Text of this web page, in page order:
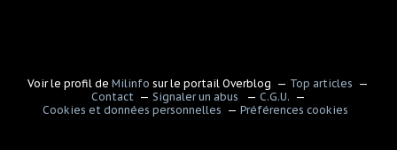
Voir le profil deMilinfo sur le portail Overblog
Top articles
Contact
Signaler un abus
C.G.U.
Cookies et données personnelles
Préférences cookies